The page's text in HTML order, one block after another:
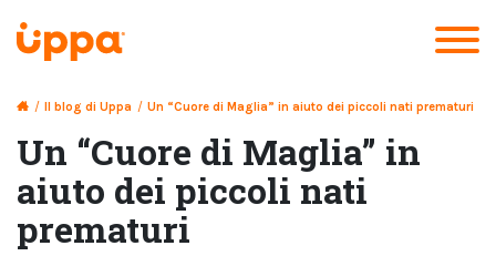
/ Il blog di Uppa / Un “Cuore di Maglia” in aiuto dei piccoli nati prematuri
Un “Cuore di Maglia” in
aiuto dei piccoli nati
prematuri